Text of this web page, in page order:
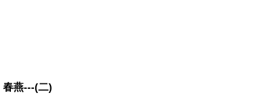
春燕---(二)